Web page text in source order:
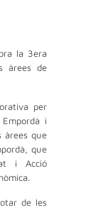
la 3era
àrees de
per
i
àrees que
que
i Acció
de les